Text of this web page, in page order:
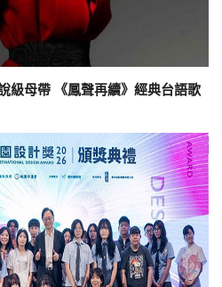
級母帶 《鳳聲再續》經典台語歌